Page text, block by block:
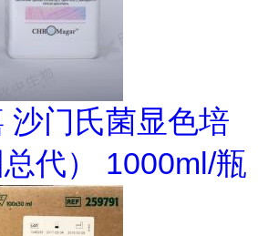
沙门氏菌显色培
代） 1000ml/瓶